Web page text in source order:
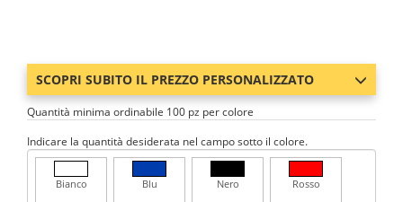
SCOPRI SUBITO IL PREZZO PERSONALIZZATO
Quantità minima ordinabile 100 pz per colore
Indicare la quantità desiderata nel campo sotto il colore.
Bianco Blu Nero Rosso